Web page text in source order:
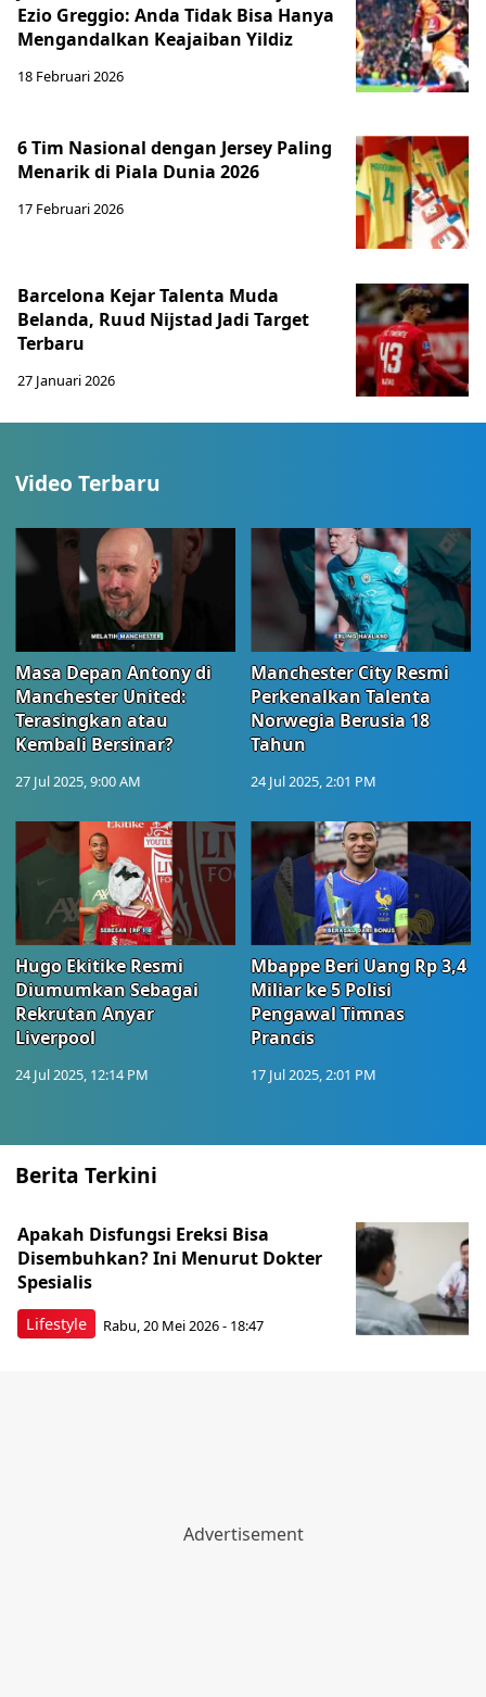
Ezio Greggio: Anda Tidak Bisa Hanya
Mengandalkan Keajaiban Yildiz
18 Februari 2026
6 Tim Nasional dengan Jersey Paling
Menarik di Piala Dunia 2026
17 Februari 2026
Barcelona Kejar Talenta Muda
Belanda, Ruud Nijstad Jadi Target
Terbaru
27 Januari 2026
Video Terbaru
Masa Depan Antony di
Manchester United:
Terasingkan atau
Kembali Bersinar?
27 Jul 2025, 9:00 AM
Manchester City Resmi
Perkenalkan Talenta
Norwegia Berusia 18
Tahun
24 Jul 2025, 2:01 PM
Hugo Ekitike Resmi
Diumumkan Sebagai
Rekrutan Anyar
Liverpool
24 Jul 2025, 12:14 PM
Mbappe Beri Uang Rp 3,4
Miliar ke 5 Polisi
Pengawal Timnas
Prancis
17 Jul 2025, 2:01 PM
Berita Terkini
Lifestyle
Apakah Disfungsi Ereksi Bisa
Disembuhkan? Ini Menurut Dokter
Spesialis
Rabu, 20 Mei 2026 - 18:47